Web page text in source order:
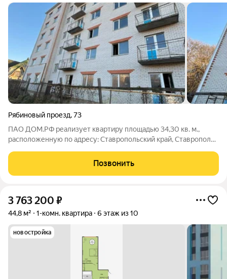
Рябиновый проезд,73
ПАО ДОМ.РФ реализует квартиру площадью 34,30 кв. м.,
расположенную по адресу: Ставропольский край, Ставрополь
(юридическое лицо). Кадастровый номер объекта
недвижимости: 26:12:030707:641
Позвонить
3 763 200 ₽
44,8 м² 1-комн. квартира 6 этаж из 10
новостройка